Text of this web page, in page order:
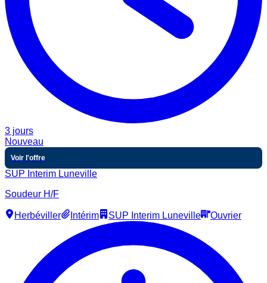
3 jours
Nouveau
Voir l'offre
SUP Interim Luneville
Soudeur H/F
Herbéviller Intérim SUP Interim Luneville Ouvrier